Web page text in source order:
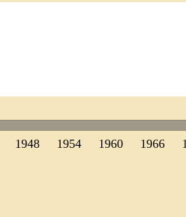
1948 1954 1960 1966